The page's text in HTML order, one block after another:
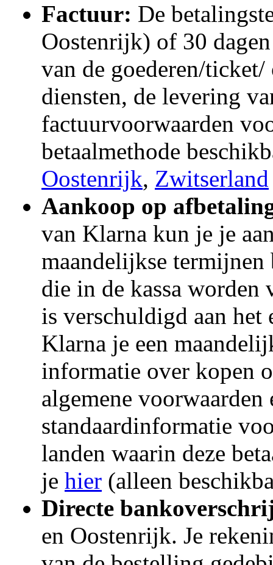
Factuur: De
Oostenrijk) of 30
van de goederen/
diensten, de levering
factuurvoorwaarden
betaalmethode
Oostenrijk, Zwitserland
Aankoop op
van Klarna kun je je
maandelijkse termijnen
die in de kassa
is verschuldigd aan het
Klarna je een
informatie over kopen
algemene voorwaarden
standaardinformatie
landen waarin deze
je hier (alleen
Directe
en Oostenrijk. Je